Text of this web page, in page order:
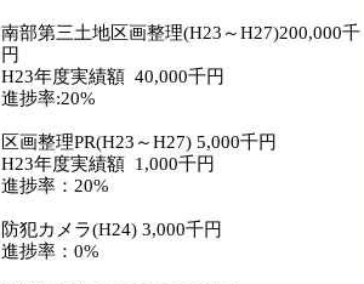
南部第三土地区画整理(H23～H27)200,000千
円
H23年度実績額 40,000千円
進捗率:20%
区画整理PR(H23～H27) 5,000千円
H23年度実績額 1,000千円
進捗率：20%
防犯カメラ(H24) 3,000千円
進捗率：0%